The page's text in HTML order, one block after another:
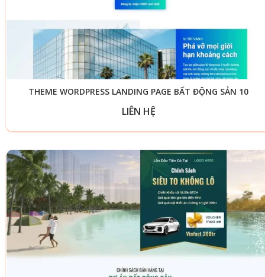
THEME WORDPRESS LANDING PAGE BẤT ĐỘNG SẢN 10
LIÊN HỆ